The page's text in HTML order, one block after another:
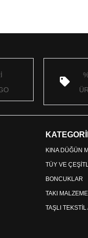
KINA DÜĞÜN
TÜY VE
BONCUKLAR
TAKI
TAŞLI